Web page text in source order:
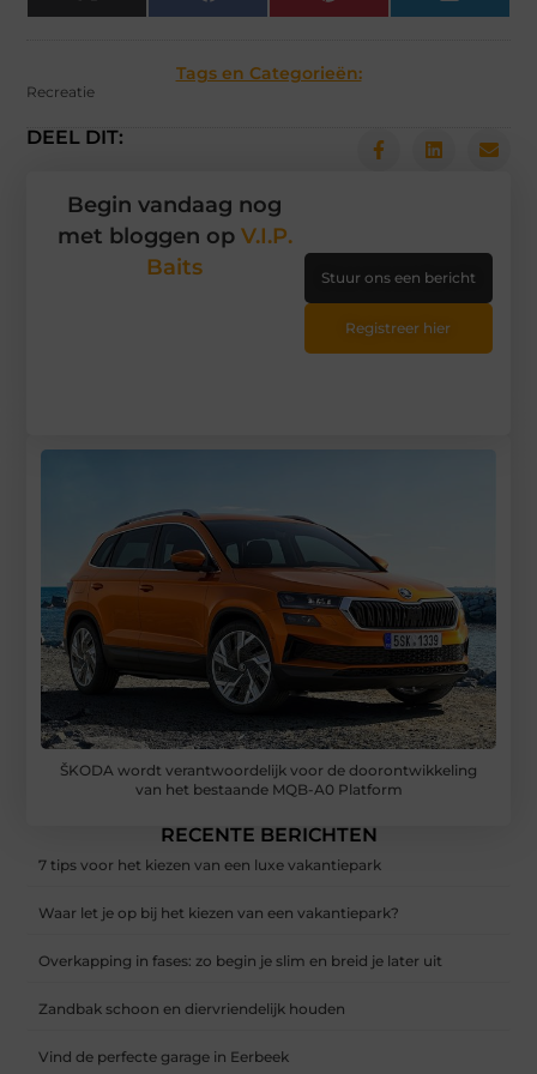
(Twitter)
Tags en Categorieën:
Recreatie
DEEL DIT:
ŠKODA wordt verantwoordelijk voor de doorontwikkeling
van het bestaande MQB-A0 Platform
RECENTE BERICHTEN
7 tips voor het kiezen van een luxe vakantiepark
Waar let je op bij het kiezen van een vakantiepark?
Overkapping in fases: zo begin je slim en breid je later uit
Zandbak schoon en diervriendelijk houden
Vind de perfecte garage in Eerbeek
Begin vandaag nog
met bloggen op V.I.P.
Baits
Stuur ons een bericht
Registreer hier